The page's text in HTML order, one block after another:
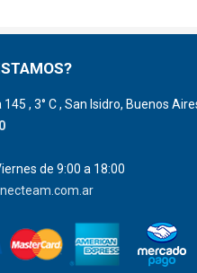
, 3° C , San Isidro, Buenos
de 9:00 a 18:00